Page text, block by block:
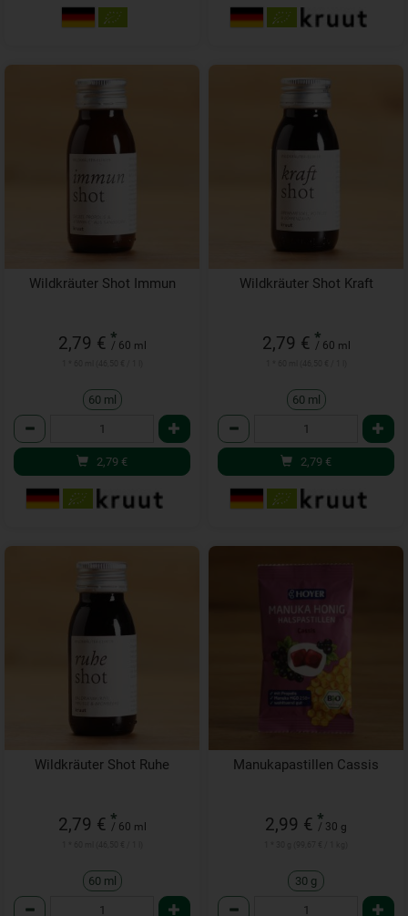
Wildkräuter Shot Immun
2,79 € *
/ 60 ml
60 ml
Anzahl
2,79 €
Wildkräuter Shot Kraft
2,79 € *
/ 60 ml
60 ml
Anzahl
2,79 €
Wildkräuter Shot Ruhe
2,79 € *
/ 60 ml
60 ml
Anzahl
Manukapastillen Cassis
2,99 € *
/ 30 g
30 g
Anzahl